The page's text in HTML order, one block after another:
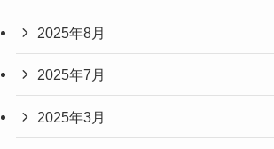
2025年8月
2025年7月
2025年3月